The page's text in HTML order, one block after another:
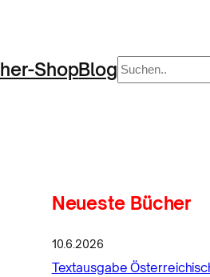
ShopBlog Suchen
Neueste Bücher
10.6.2026
Textausgabe